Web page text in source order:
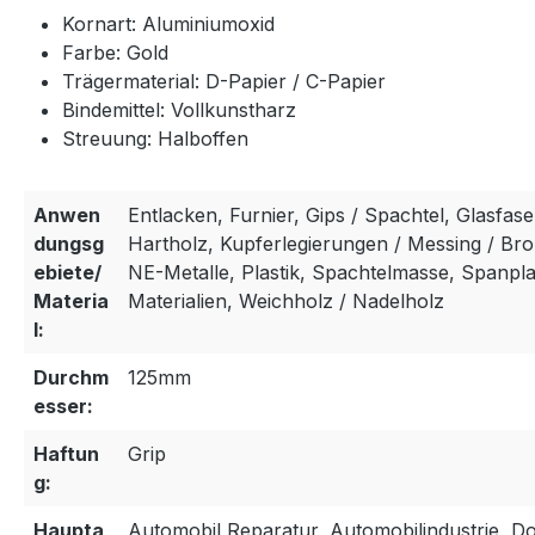
Kornart: Aluminiumoxid
Farbe: Gold
Trägermaterial: D-Papier / C-Papier
Bindemittel: Vollkunstharz
Streuung: Halboffen
Anwen
dungsg
ebiete/
Materia
l:
Entlacken, Furnier, Gips / Spachtel,
Hartholz, Kupferlegierungen / Messing /
NE-Metalle, Plastik, Spachtelmasse,
Materialien, Weichholz / Nadelholz
Durchm
esser:
125mm
Haftun
g:
Grip
Haupta Automobil Reparatur, Automobilindustrie,